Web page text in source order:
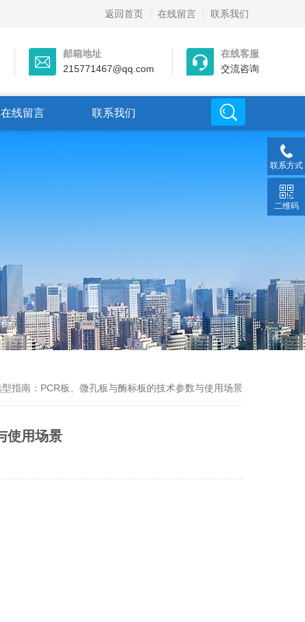
返回首页 在线留言 联系我们
邮箱地址
215771467@qq.com
在线客服
交流咨询
在线留言 联系我们
指南：PCR板、微孔板与酶标板的技术参数与使用场景
使用场景
联系方式
二维码